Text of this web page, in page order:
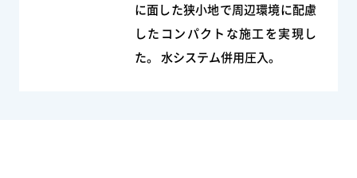
に面した狭小地で周辺環境に配慮
したコンパクトな施工を実現し
た。 水システム併用圧入。